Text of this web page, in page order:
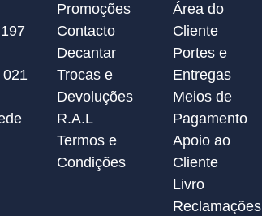
021
Promoções
Contacto
Decantar
Trocas e
Devoluções
R.A.L
Termos e
Condições
Área do
Cliente
Portes e
Entregas
Meios de
Pagamento
Apoio ao
Cliente
Livro
Reclamações